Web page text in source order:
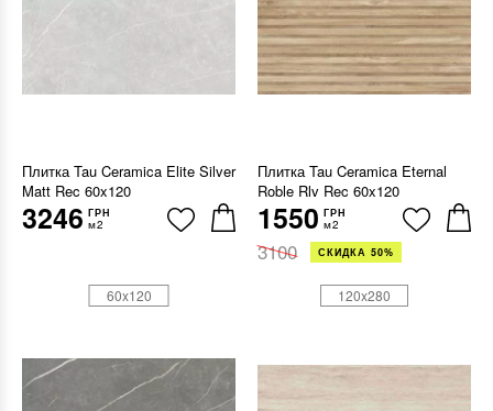
Плитка Tau Ceramica Elite Silver
Matt Rec 60x120
3246 ГРН
м2
Плитка Tau Ceramica Eternal
Roble Rlv Rec 60x120
1550 ГРН
м2
3100 СКИДКА 50%
60x120 120x280